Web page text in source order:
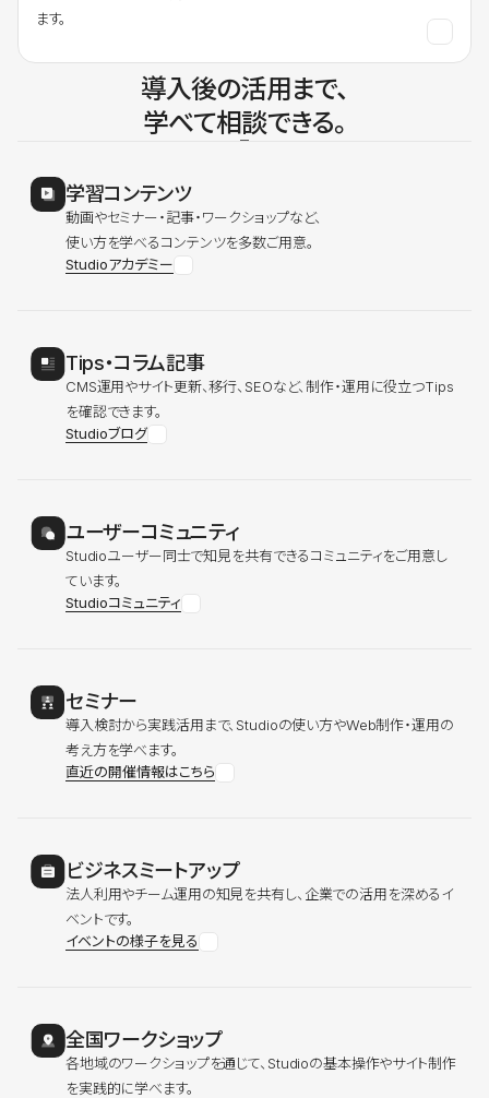
ます。
導入後の活用まで、
学べて相談できる。
学習コンテンツ
動画やセミナー・記事・ワークショップなど、
使い方を学べるコンテンツを多数ご用意。
Studioアカデミー
Tips・コラム記事
CMS運用やサイト更新、移行、SEOなど、制作・運用に役立つTips
を確認できます。
Studioブログ
ユーザーコミュニティ
Studioユーザー同士で知見を共有できるコミュニティをご用意し
ています。
Studioコミュニティ
セミナー
導入検討から実践活用まで、Studioの使い方やWeb制作・運用の
考え方を学べます。
直近の開催情報はこちら
ビジネスミートアップ
法人利用やチーム運用の知見を共有し、企業での活用を深めるイ
ベントです。
イベントの様子を見る
全国ワークショップ
各地域のワークショップを通じて、Studioの基本操作やサイト制作
を実践的に学べます。